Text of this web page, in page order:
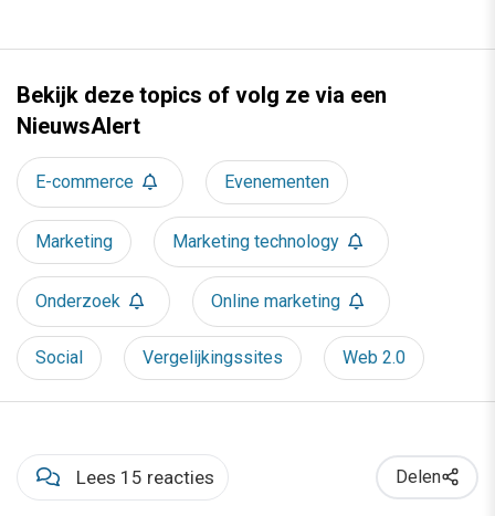
Bekijk deze topics of volg ze via een
NieuwsAlert
E-commerce Evenementen
Marketing Marketing technology
Onderzoek Online marketing
Social Vergelijkingssites Web 2.0
Lees 15 reacties Delen